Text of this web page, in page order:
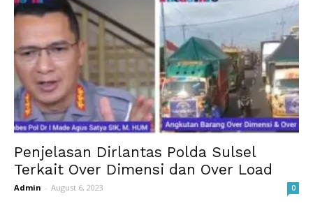
Penjelasan Dirlantas Polda Sulsel
Terkait Over Dimensi dan Over Load
Admin - August 6, 2023 0